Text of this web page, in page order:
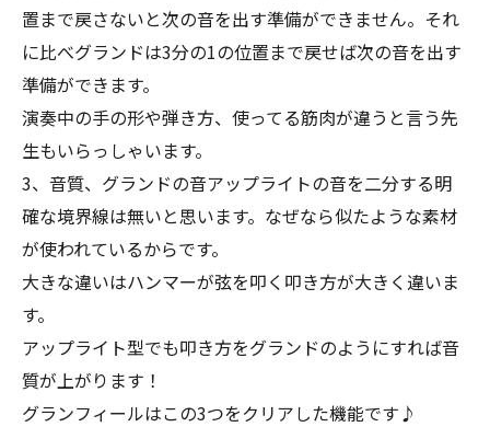
置まで戻さないと次の音を出す準備ができません。それ
に比べグランドは3分の1の位置まで戻せば次の音を出す
準備ができます。
演奏中の手の形や弾き方、使ってる筋肉が違うと言う先
生もいらっしゃいます。
3、音質、グランドの音アップライトの音を二分する明
確な境界線は無いと思います。なぜなら似たような素材
が使われているからです。
大きな違いはハンマーが弦を叩く叩き方が大きく違いま
す。
アップライト型でも叩き方をグランドのようにすれば音
質が上がります！
グランフィールはこの3つをクリアした機能です♪